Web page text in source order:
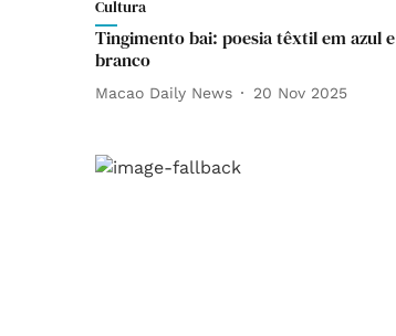
Cultura
Tingimento bai: poesia têxtil em azul e
branco
Macao Daily News 20 Nov 2025